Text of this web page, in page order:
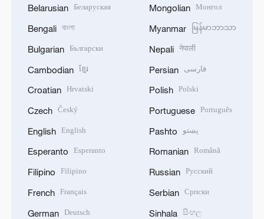
Belarusian Беларуская
Bengali বাংলা
Bulgarian Български
Cambodian ខ្មែរ
Croatian Hrvatski
Czech Český
English English
Esperanto Esperanto
Filipino Filipino
French Français
German Deutsch
Mongolian Монгол
Myanmar မြန်မာဘာသာ
Nepali नेपाली
Persian فارسی
Polish Polski
Portuguese Português
Pashto پښتو
Romanian Română
Russian Русский
Serbian Српски
Sinhala සිංහල